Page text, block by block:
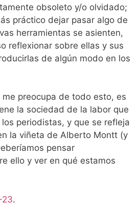
obsoleto y/o olvidado;
práctico dejar pasar algo de
herramientas se asienten,
reflexionar sobre ellas y sus
de algún modo en los
preocupa de todo esto, es
la sociedad de la labor que
periodistas, y que se refleja
la viñeta de Alberto Montt (y
pensar
ello y ver en qué estamos
.